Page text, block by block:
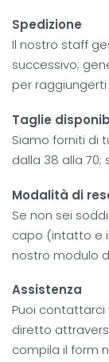
Spedizione
Il nostro staff
successivo;
per
Taglie
Siamo forniti di
dalla 38 alla 70;
Modalità di
Se non sei
capo (intatto e
nostro modulo
Assistenza
Puoi
diretto
compila il form